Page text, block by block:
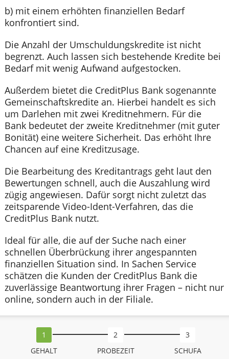
b) mit einem erhöhten finanziellen Bedarf
konfrontiert sind.
Die Anzahl der Umschuldungskredite ist nicht
begrenzt. Auch lassen sich bestehende Kredite bei
Bedarf mit wenig Aufwand aufgestocken.
Außerdem bietet die CreditPlus Bank sogenannte
Gemeinschaftskredite an. Hierbei handelt es sich
um Darlehen mit zwei Kreditnehmern. Für die
Bank bedeutet der zweite Kreditnehmer (mit guter
Bonität) eine weitere Sicherheit. Das erhöht Ihre
Chancen auf eine Kreditzusage.
Die Bearbeitung des Kreditantrags geht laut den
Bewertungen schnell, auch die Auszahlung wird
zügig angewiesen. Dafür sorgt nicht zuletzt das
zeitsparende Video-Ident-Verfahren, das die
CreditPlus Bank nutzt.
Ideal für alle, die auf der Suche nach einer
schnellen Überbrückung ihrer angespannten
finanziellen Situation sind. In Sachen Service
schätzen die Kunden der CreditPlus Bank die
zuverlässige Beantwortung ihrer Fragen – nicht nur
online, sondern auch in der Filiale.
GEHALT PROBEZEIT SCHUFA